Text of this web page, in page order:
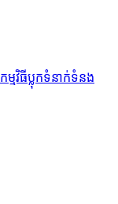
កម្មវិធីប្លុកទំនាក់ទំនង